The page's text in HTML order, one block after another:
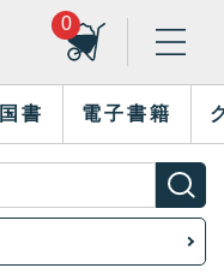
0
書 電子書籍